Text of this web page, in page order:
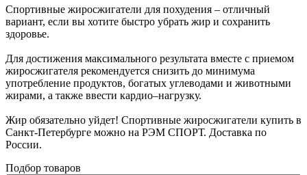
Спортивные жиросжигатели для похудения – отличный
вариант, если вы хотите быстро убрать жир и сохранить
здоровье.
Для достижения максимального результата вместе с приемом
жиросжигателя рекомендуется снизить до минимума
употребление продуктов, богатых углеводами и животными
жирами, а также ввести кардио–нагрузку.
Жир обязательно уйдет! Спортивные жиросжигатели купить в
Санкт-Петербурге можно на РЭМ СПОРТ. Доставка по
России.
Подбор товаров